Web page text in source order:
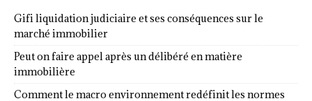
Gifi liquidation judiciaire et ses conséquences sur le
marché immobilier
Peut on faire appel après un délibéré en matière
immobilière
Comment le macro environnement redéfinit les normes